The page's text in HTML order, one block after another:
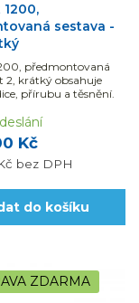
1200,
sestava -
předmontovaná
2, krátký obsahuje
přírubu a těsnění.
Kč
bez DPH
do košíku
ZDARMA